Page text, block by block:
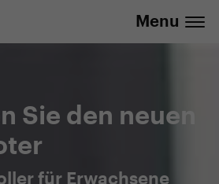
in unserem
info@yedoo.eu
Menu
Sie den neuen
für Erwachsene